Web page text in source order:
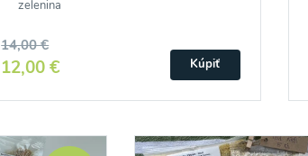
zelenina
14,00 €
12,00 € Kúpiť